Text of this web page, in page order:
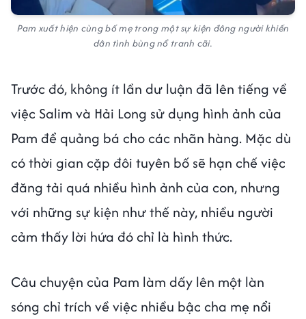
Pam xuất hiện cùng bố mẹ trong một sự kiện đông người khiến
dân tình bùng nổ tranh cãi.
Trước đó, không ít lần dư luận đã lên tiếng về
việc Salim và Hải Long sử dụng hình ảnh của
Pam để quảng bá cho các nhãn hàng. Mặc dù
có thời gian cặp đôi tuyên bố sẽ hạn chế việc
đăng tải quá nhiều hình ảnh của con, nhưng
với những sự kiện như thế này, nhiều người
cảm thấy lời hứa đó chỉ là hình thức.
Câu chuyện của Pam làm dấy lên một làn
sóng chỉ trích về việc nhiều bậc cha mẹ nổi